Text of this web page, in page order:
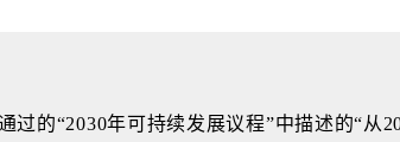
的“2030年可持续发展议程”中描述的“从